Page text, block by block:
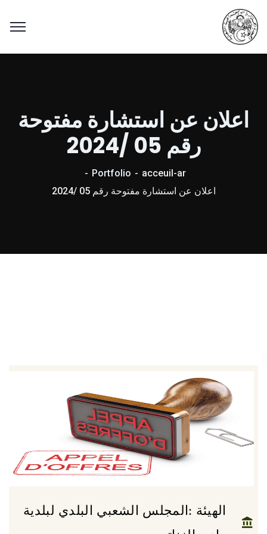
اعلان عن استشارة مفتوحة
رقم 05 /2024
acceuil-ar
Portfolio
اعلان عن استشارة مفتوحة رقم 05 /2024
الهيئة :المجلس الشعبي البلدي لبلدية